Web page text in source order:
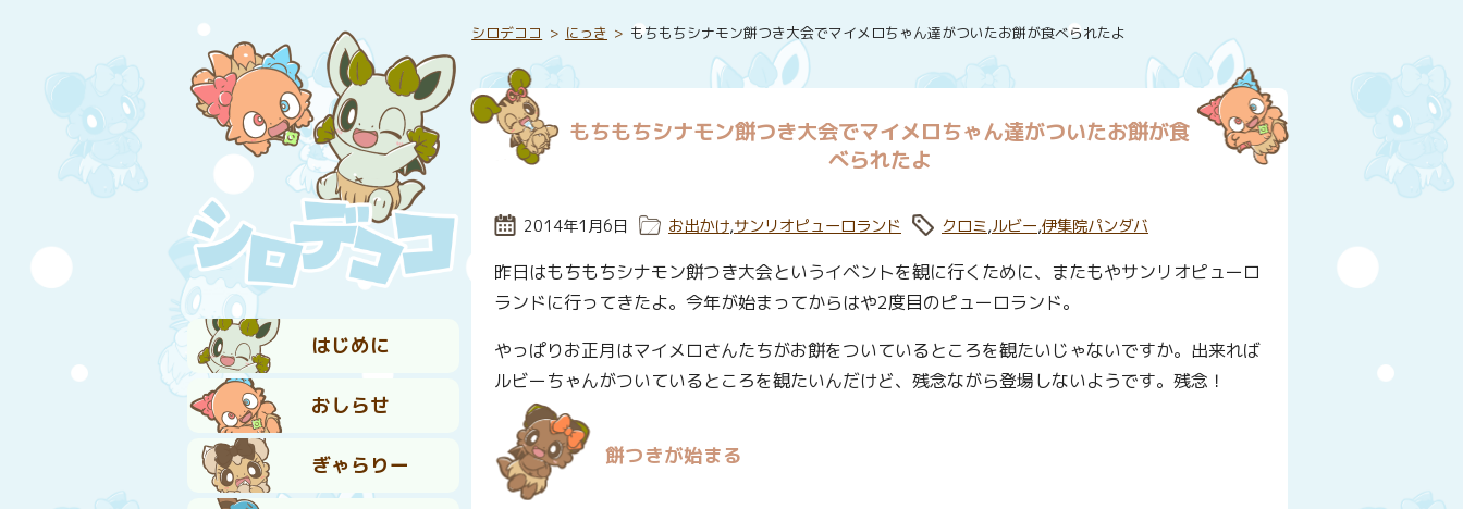
はじめに
おしらせ
ぎゃらりー
シロデココ にっき もちもちシナモン餅つき大会でマイメロちゃん達がついたお餅が食べられたよ
もちもちシナモン餅つき大会でマイメロちゃん達がついたお餅が食
べられたよ
投稿日:
2014年1月6日 カテゴリー:
お出かけ,サンリオピューロランド タグ:
クロミ,ルビー,伊集院パンダバ
昨日はもちもちシナモン餅つき大会というイベントを観に行くために、またもやサンリオピューロ
ランドに行ってきたよ。今年が始まってからはや2度目のピューロランド。
やっぱりお正月はマイメロさんたちがお餅をついているところを観たいじゃないですか。出来れば
ルビーちゃんがついているところを観たいんだけど、残念ながら登場しないようです。残念！
餅つきが始まる